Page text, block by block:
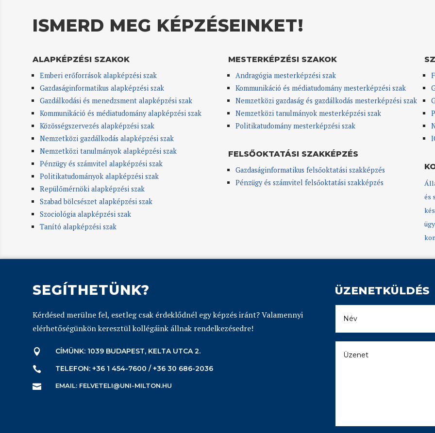
ISMERD MEG KÉPZÉSEINKET!
ALAPKÉPZÉSI SZAKOK
Emberi erőforrások alapképzési szak
Gazdaságinformatikus alapképzési szak
Gazdálkodási és menedzsment alapképzési szak
Kommunikáció és médiatudomány alapképzési szak
Közösségszervezés alapképzési szak
Nemzetközi gazdálkodás alapképzési szak
Nemzetközi tanulmányok alapképzési szak
Pénzügy és számvitel alapképzési szak
Politikatudományok alapképzési szak
Repülőmérnöki alapképzési szak
Szabad bölcsészet alapképzési szak
Szociológia alapképzési szak
Tanító alapképzési szak
MESTERKÉPZÉSI SZAKOK
Andragógia mesterképzési szak
Kommunikáció és médiatudomány mesterképzési szak
Nemzetközi gazdaság és gazdálkodás mesterképzési szak
Nemzetközi tanulmányok mesterképzési szak
Politikatudomány mesterképzési szak
FELSŐOKTATÁSI SZAKKÉPZÉS
Gazdaságinformatikus felsőoktatási szakképzés
Pénzügy és számvitel felsőoktatási szakképzés
és
SEGÍTHETÜNK?
Kérdésed merülne fel, esetleg csak érdeklődnél egy képzés iránt? Valamennyi
elérhetőségünkön keresztül kollégáink állnak rendelkezésedre!
 CÍMÜNK: 1039 BUDAPEST, KELTA UTCA 2.
 TELEFON: +36 1 454-7600 / +36 30 686-2036
 EMAIL: FELVETELI@UNI-MILTON.HU
ÜZENETKÜLDÉS